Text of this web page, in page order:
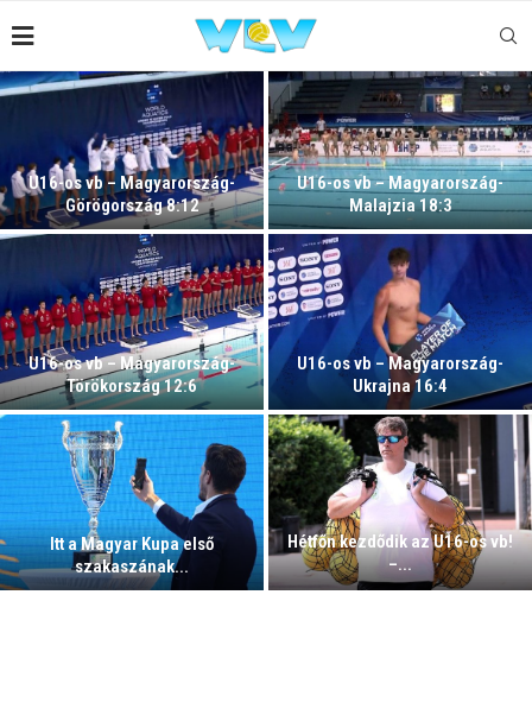
U16-os vb – Magyarország-
Görögország 8:12
U16-os vb – Magyarország-
Malajzia 18:3
U16-os vb – Magyarország-
Törökország 12:6
U16-os vb – Magyarország-
Ukrajna 16:4
Itt a Magyar Kupa első
szakaszának...
Hétfőn kezdődik az U16-os vb!
–...